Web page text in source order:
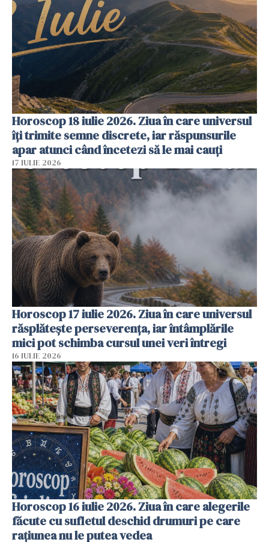
Horoscop 18 iulie 2026. Ziua în care universul
îți trimite semne discrete, iar răspunsurile
apar atunci când încetezi să le mai cauți
17 IULIE 2026
Horoscop 17 iulie 2026. Ziua în care universul
răsplătește perseverența, iar întâmplările
mici pot schimba cursul unei veri întregi
16 IULIE 2026
Horoscop 16 iulie 2026. Ziua în care alegerile
făcute cu sufletul deschid drumuri pe care
rațiunea nu le putea vedea